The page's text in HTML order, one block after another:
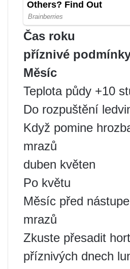
Čas roku
příznivé
Měsíc
Teplota půdy +10
Do rozpuštění
Když pomine
mrazů
duben květen
Po květu
Měsíc před
mrazů
Zkuste přesadit
příznivých dnech